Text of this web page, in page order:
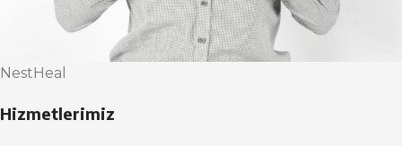
NestHeal
Hizmetlerimiz